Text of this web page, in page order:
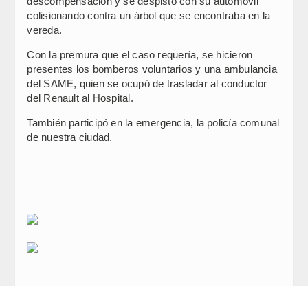
colisionando contra un árbol que se encontraba en la
vereda.
Con la premura que el caso requería, se hicieron
presentes los bomberos voluntarios y una ambulancia
del SAME, quien se ocupó de trasladar al conductor
del Renault al Hospital.
También participó en la emergencia, la policía comunal
de nuestra ciudad.